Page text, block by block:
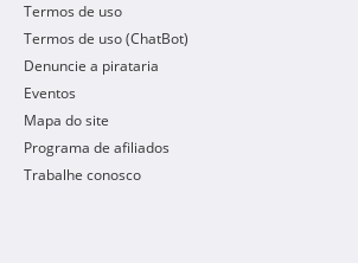
Termos de uso
Termos de uso (ChatBot)
Denuncie a pirataria
Eventos
Mapa do site
Programa de afiliados
Trabalhe conosco